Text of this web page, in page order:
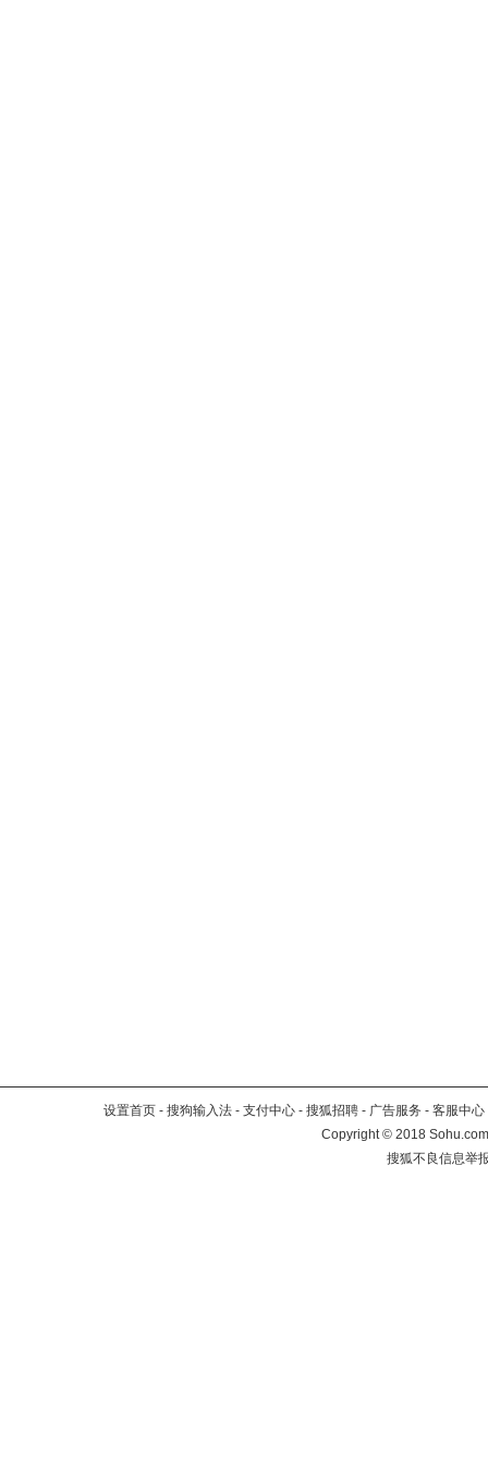
设置首页 - 搜狗输入法 - 支付中心 - 搜狐招聘 - 广告服务 - 客服中心
Copyright©2018
搜狐不良信息举